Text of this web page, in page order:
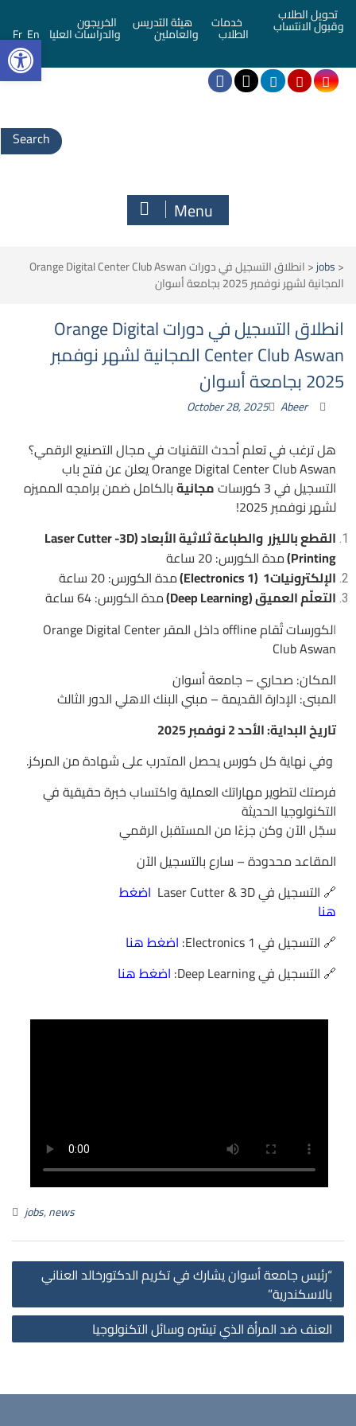
تحويل الطلاب
وقبول الانتساب خدمات
الطلاب
هيئة التدريس
والعاملين
الخريجون
والدراسات العليا En
Fr
Menu
<
jobs
<
انطلاق التسجيل في دورات Orange Digital Center Club Aswan
المجانية لشهر نوفمبر 2025 بجامعة أسوان
انطلاق التسجيل في دورات Orange Digital
Center Club Aswan المجانية لشهر نوفمبر
2025 بجامعة أسوان
October 28, 2025 Abeer
هل ترغب في تعلم أحدث التقنيات في مجال التصنيع الرقمي؟
Orange Digital Center Club Aswan يعلن عن فتح باب
التسجيل في 3 كورسات
مجانيةبالكامل ضمن برامجه المميزه
لشهر نوفمبر 2025!
القطع بالليزر والطباعة ثلاثية الأبعاد (Laser Cutter -3D
Printing) مدة الكورس: 20 ساعة
الإلكترونيات1 (Electronics 1)
مدة الكورس: 20 ساعة
التعلّم العميق (Deep Learning)
مدة الكورس: 64 ساعة
الكورسات تُقام offline داخل المقر
Orange Digital Center
Club Aswan
المكان: صحاري – جامعة أسوان
المبنى: الإدارة القديمة – مبني البنك الاهلي الدور الثالث
تاريخ البداية: الأحد 2 نوفمبر 2025
وفي نهاية كل كورس يحصل المتدرب على شهادة من المركز.
فرصتك لتطوير مهاراتك العملية واكتساب خبرة حقيقية في
التكنولوجيا الحديثة
سجّل الآن وكن جزءًا من المستقبل الرقمي
المقاعد محدودة – سارع بالتسجيل الآن
🔗 التسجيل في Laser Cutter & 3D
اضغط
هنا
🔗 التسجيل في Electronics 1:
اضغط هنا
🔗 التسجيل في Deep Learning:
اضغط هنا
jobs,news
“رئيس جامعة أسوان يشارك في تكريم الدكتورخالد العناني
بالاسكندرية”
العنف ضد المرأة الذي تيسّره وسائل التكنولوجيا